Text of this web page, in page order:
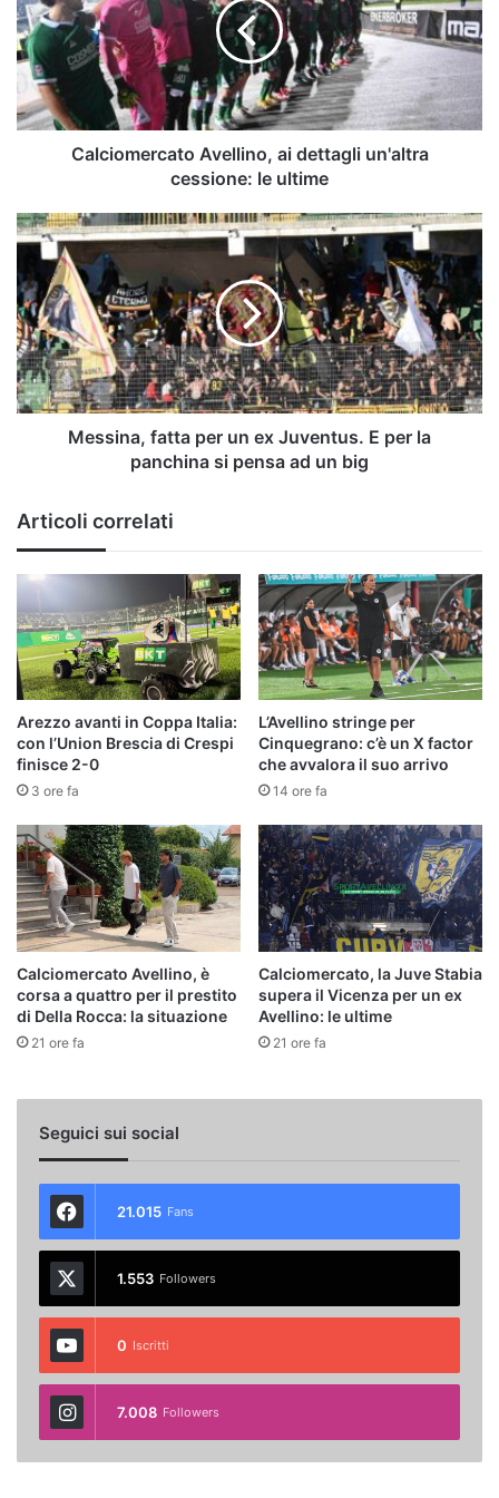
dettagli
un'altra
cessione:
le
ultime
Calciomercato Avellino, ai dettagli un'altra
cessione: le ultime
Messina,
fatta
per
un
ex
Juventus.
E
per
la
panchina
un
big
Messina, fatta per un ex Juventus. E per la
panchina si pensa ad un big
Articoli correlati
Arezzo avanti in Coppa Italia:
con l’Union Brescia di Crespi
finisce 2-0
3 ore fa
L’Avellino stringe per
Cinquegrano: c’è un X factor
che avvalora il suo arrivo
14 ore fa
Calciomercato Avellino, è
corsa a quattro per il prestito
di Della Rocca: la situazione
21 ore fa
Calciomercato, la Juve Stabia
supera il Vicenza per un ex
Avellino: le ultime
21 ore fa
Seguici sui social
21.015 Fans
1.553 Followers
0 Iscritti
7.008 Followers